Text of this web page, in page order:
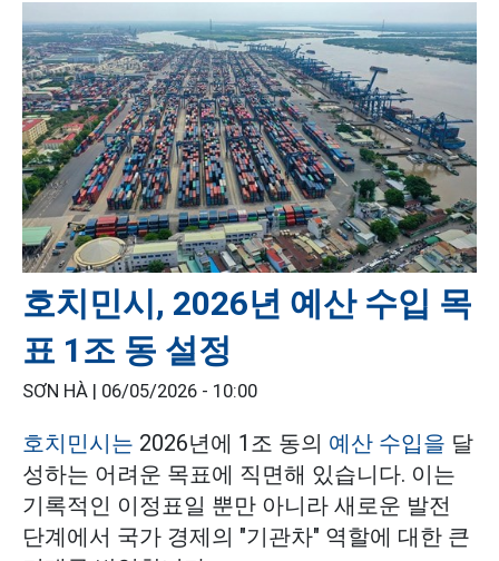
호치민시, 2026년 예산 수입 목
표 1조 동 설정
SƠN HÀ | 06/05/2026 - 10:00
호치민시는 2026년에 1조 동의 예산 수입을 달
성하는 어려운 목표에 직면해 있습니다. 이는
기록적인 이정표일 뿐만 아니라 새로운 발전
단계에서 국가 경제의 "기관차" 역할에 대한 큰